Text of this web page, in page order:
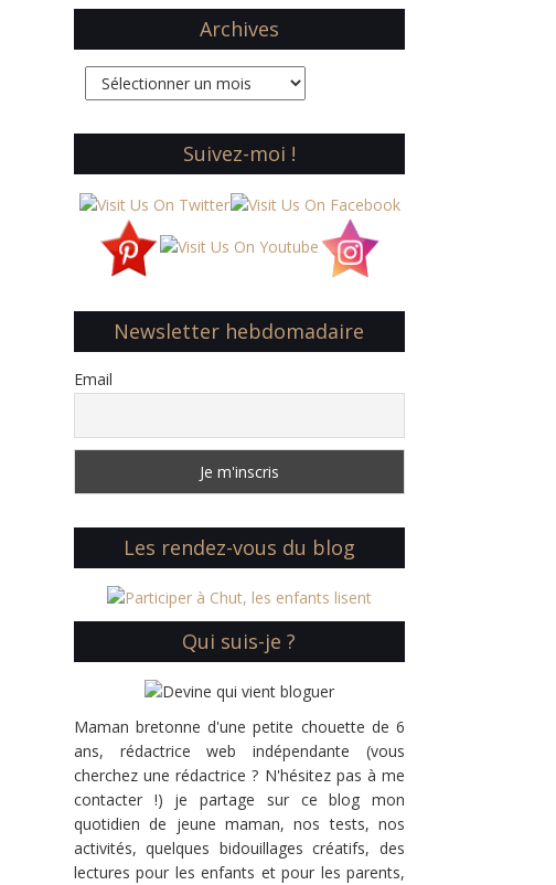
Archives
Archives
Suivez-moi !
Newsletter hebdomadaire
Email
Les rendez-vous du blog
Qui suis-je ?
Maman bretonne d'une petite chouette de 6
ans, rédactrice web indépendante (vous
cherchez une rédactrice ? N'hésitez pas à me
contacter !) je partage sur ce blog mon
quotidien de jeune maman, nos tests, nos
activités, quelques bidouillages créatifs, des
lectures pour les enfants et pour les parents,